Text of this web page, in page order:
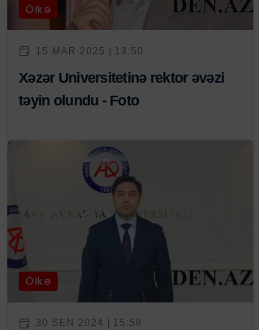
Ölkə
15 MAR 2025 | 13:50
Xəzər Universitetinə rektor əvəzi
təyin olundu - Foto
Ölkə
30 SEN 2024 | 15:58